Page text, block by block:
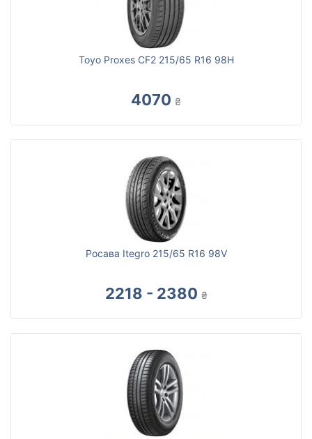
Toyo Proxes CF2 215/65 R16 98H
4070 ₴
Росава Itegro 215/65 R16 98V
2218 - 2380 ₴